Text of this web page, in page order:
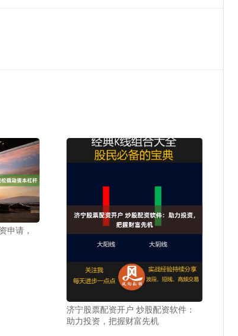
申请，
济宁股票配资开户 炒股配资软件：
助力投资，把握财富先机